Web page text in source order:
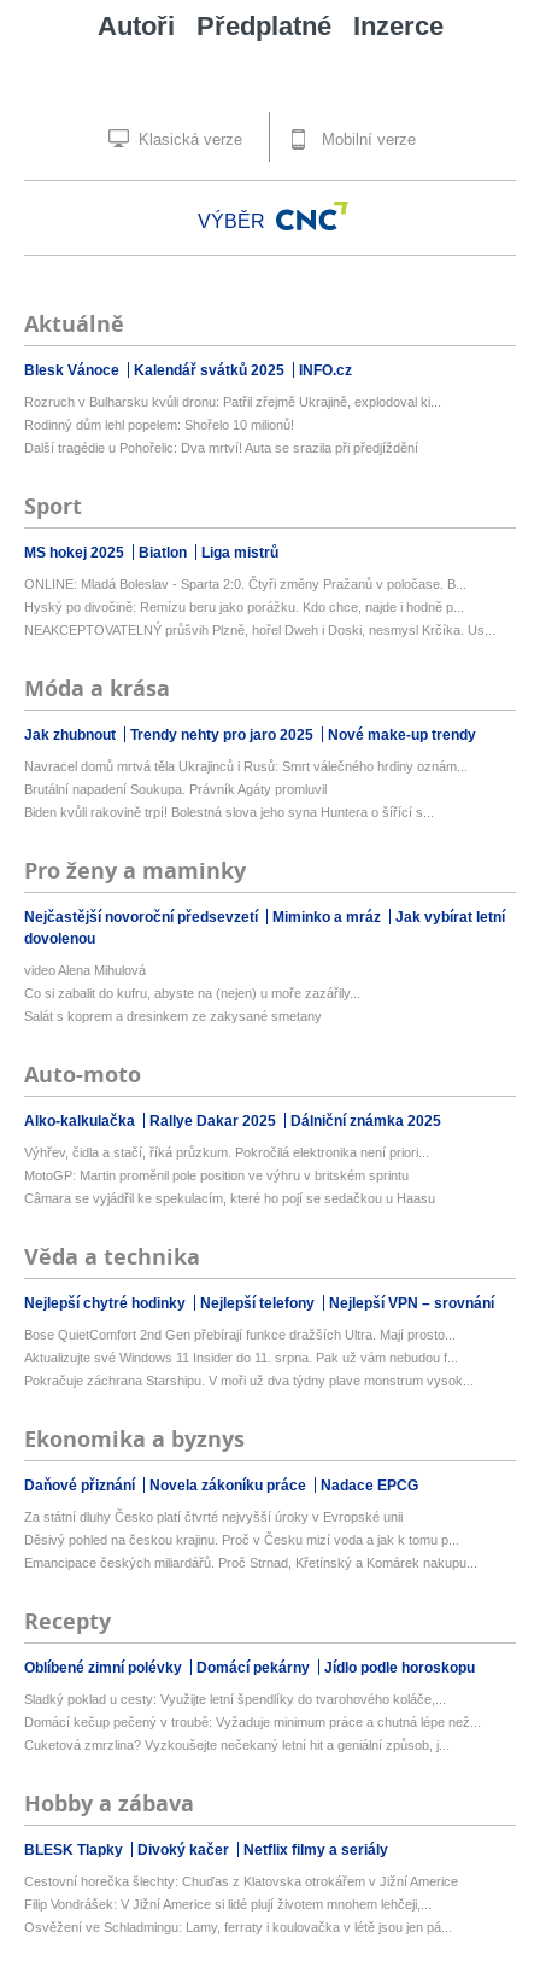
Autoři Předplatné Inzerce
Klasická verze Mobilní verze
VÝBĚR
Aktuálně
Blesk Vánoce Kalendář svátků 2025 INFO.cz
Rozruch v Bulharsku kvůli dronu: Patřil zřejmě Ukrajině, explodoval ki...
Rodinný dům lehl popelem: Shořelo 10 milionů!
Další tragédie u Pohořelic: Dva mrtví! Auta se srazila při předjíždění
Sport
MS hokej 2025 Biatlon Liga mistrů
ONLINE: Mladá Boleslav - Sparta 2:0. Čtyři změny Pražanů v poločase. B...
Hyský po divočině: Remízu beru jako porážku. Kdo chce, najde i hodně p...
NEAKCEPTOVATELNÝ průšvih Plzně, hořel Dweh i Doski, nesmysl Krčíka. Us...
Móda a krása
Jak zhubnout Trendy nehty pro jaro 2025 Nové make-up trendy
Navracel domů mrtvá těla Ukrajinců i Rusů: Smrt válečného hrdiny oznám...
Brutální napadení Soukupa. Právník Agáty promluvil
Biden kvůli rakovině trpí! Bolestná slova jeho syna Huntera o šířící s...
Pro ženy a maminky
Nejčastější novoroční předsevzetí Miminko a mráz
Jak vybírat letní
dovolenou
video Alena Mihulová
Co si zabalit do kufru, abyste na (nejen) u moře zazářily...
Salát s koprem a dresinkem ze zakysané smetany
Auto-moto
Alko-kalkulačka Rallye Dakar 2025 Dálniční známka 2025
Výhřev, čidla a stačí, říká průzkum. Pokročilá elektronika není priori...
MotoGP: Martin proměnil pole position ve výhru v britském sprintu
Câmara se vyjádřil ke spekulacím, které ho pojí se sedačkou u Haasu
Věda a technika
Nejlepší chytré hodinky Nejlepší telefony Nejlepší VPN – srovnání
Bose QuietComfort 2nd Gen přebírají funkce dražších Ultra. Mají prosto...
Aktualizujte své Windows 11 Insider do 11. srpna. Pak už vám nebudou f...
Pokračuje záchrana Starshipu. V moři už dva týdny plave monstrum vysok...
Ekonomika a byznys
Daňové přiznání Novela zákoníku práce Nadace EPCG
Za státní dluhy Česko platí čtvrté nejvyšší úroky v Evropské unii
Děsivý pohled na českou krajinu. Proč v Česku mizí voda a jak k tomu p...
Emancipace českých miliardářů. Proč Strnad, Křetínský a Komárek nakupu...
Recepty
Oblíbené zimní polévky Domácí pekárny Jídlo podle horoskopu
Sladký poklad u cesty: Využijte letní špendlíky do tvarohového koláče,...
Domácí kečup pečený v troubě: Vyžaduje minimum práce a chutná lépe než...
Cuketová zmrzlina? Vyzkoušejte nečekaný letní hit a geniální způsob, j...
Hobby a zábava
BLESK Tlapky Divoký kačer Netflix filmy a seriály
Cestovní horečka šlechty: Chuďas z Klatovska otrokářem v Jižní Americe
Filip Vondrášek: V Jižní Americe si lidé plují životem mnohem lehčeji,...
Osvěžení ve Schladmingu: Lamy, ferraty i koulovačka v létě jsou jen pá...